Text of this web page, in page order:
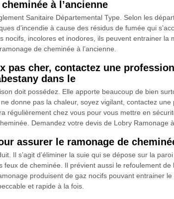
à l’ancienne
Sanitaire Départemental Type. Selon les
d’incendie à cause des résidus de fumée qui
incolores et inodores, ils peuvent entrainer la
de cheminée à l’ancienne.
pas cher, contactez une
dans le
doit possédez. Elle apporte beaucoup de bien
donne pas la chaleur, soyez vigilant, contactez
régulièrement chez vous pour vous mettre en
Demandez votre devis de Lobry Ramonage
assurer le ramonage de
Il s’agit d’éliminer la suie qui se dépose sur la
de cheminée. Il prévient aussi le refoulement
produisent de gaz nocifs pouvant entrainer
et rapide à la fois.